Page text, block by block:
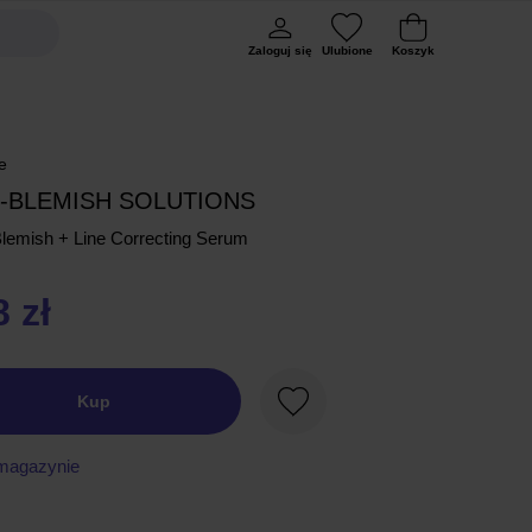
Zaloguj się Ulubione Koszyk
BLEMISH SOLUTIONS
+ Line Correcting Serum
zł
Kup
Ulubione